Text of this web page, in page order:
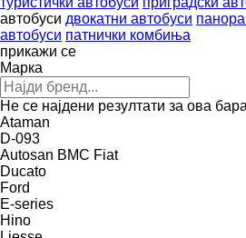
автобуси двокатни автобуси
автобуси патнички комбиња
прикажи се
Марка
Не се најдени резултати за ова
Ataman
D-093
Autosan BMC Fiat
Ducato
Ford
E-series
Hino